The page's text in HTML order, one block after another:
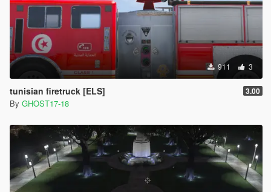
911 3
tunisian firetruck [ELS] 3.00
By GHOST17-18